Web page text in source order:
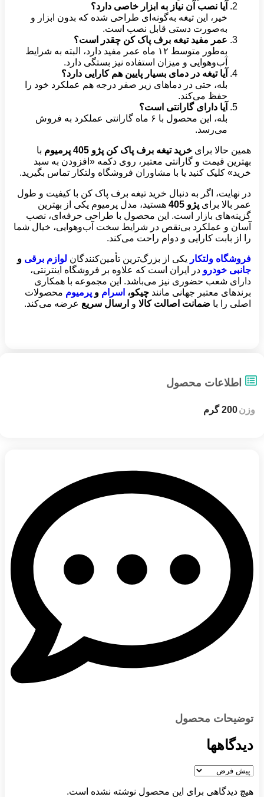
آیا نصب آن نیاز به ابزار خاصی دارد؟
خیر، این تیغه به‌گونه‌ای طراحی شده که بدون ابزار و
به‌صورت دستی قابل نصب است.
عمر مفید تیغه برف پاک کن چقدر است؟
به‌طور متوسط ۱۲ ماه عمر مفید دارد، البته به شرایط
آب‌وهوایی و میزان استفاده نیز بستگی دارد.
آیا تیغه در دمای بسیار پایین هم کارایی دارد؟
بله، حتی در دماهای زیر صفر درجه هم عملکرد خود را
حفظ می‌کند.
آیا دارای گارانتی است؟
بله، این محصول با ۶ ماه گارانتی عملکرد به فروش
می‌رسد.
همین حالا برای خرید تیغه برف پاک کن پژو 405 پرمیوم
با
بهترین قیمت و گارانتی معتبر، روی دکمه «افزودن به سبد
خرید» کلیک کنید یا با مشاوران فروشگاه ولتکار تماس بگیرید.
در نهایت، اگر به دنبال خرید تیغه برف پاک کن با کیفیت و طول
عمر بالا برای پژو 405
هستید، مدل پرمیوم یکی از بهترین
گزینه‌های بازار است. این محصول با طراحی حرفه‌ای، نصب
آسان و عملکرد بی‌نقص در شرایط سخت آب‌وهوایی، خیال شما
را از بابت کارایی و دوام راحت می‌کند.
فروشگاه ولتکار یکی از بزرگ‌ترین تأمین‌کنندگان لوازم برقی و
جانبی خودرو در ایران است که علاوه بر فروشگاه اینترنتی،
دارای شعب حضوری نیز می‌باشد. این مجموعه با همکاری
برندهای معتبر جهانی مانند چیکو، اسرام و پرمیوم محصولات
اصلی را با ضمانت اصالت کالا و ارسال سریع عرضه می‌کند.
اطلاعات محصول
وزن200 گرم
توضیحات محصول
دیدگاهها
هیچ دیدگاهی برای این محصول نوشته نشده است.